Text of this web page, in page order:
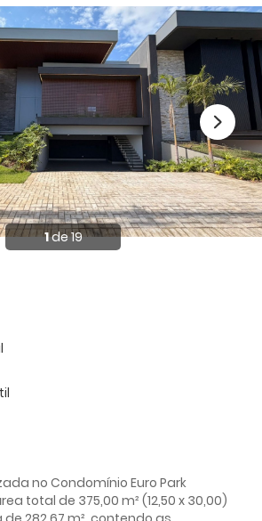
1de 19
no Condomínio Euro Park
total de 375,00 m² (12,50 x 30,00)